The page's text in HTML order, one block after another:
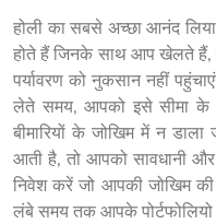
होली का सबसे अच्छा आनंद
होते हैं जिनके साथ आप खेलते हैं,
पर्यावरण को नुकसान नहीं
लेते समय, आपको इसे सीमा के
बीमारियों के जोखिम में न
आती है, तो आपको सावधानी
निवेश करें जो आपकी जोखिम
लंबे समय तक आपके पोर्टफोलियो